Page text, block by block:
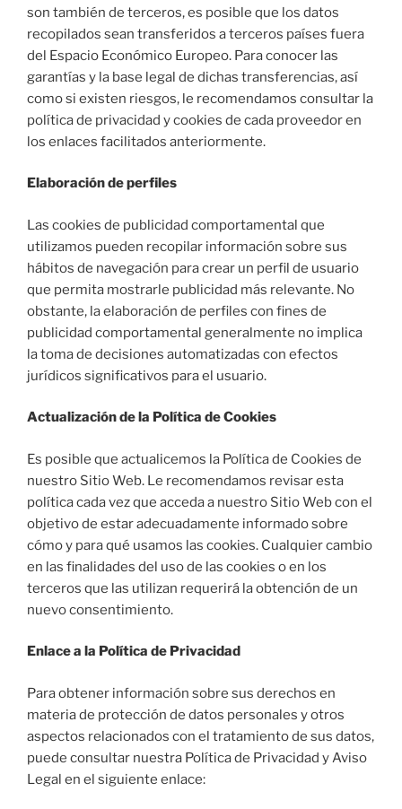
son también de terceros, es posible que los datos
recopilados sean transferidos a terceros países fuera
del Espacio Económico Europeo. Para conocer las
garantías y la base legal de dichas transferencias, así
como si existen riesgos, le recomendamos consultar la
política de privacidad y cookies de cada proveedor en
los enlaces facilitados anteriormente.
Elaboración de perfiles
Las cookies de publicidad comportamental que
utilizamos pueden recopilar información sobre sus
hábitos de navegación para crear un perfil de usuario
que permita mostrarle publicidad más relevante. No
obstante, la elaboración de perfiles con fines de
publicidad comportamental generalmente no implica
la toma de decisiones automatizadas con efectos
jurídicos significativos para el usuario.
Actualización de la Política de Cookies
Es posible que actualicemos la Política de Cookies de
nuestro Sitio Web. Le recomendamos revisar esta
política cada vez que acceda a nuestro Sitio Web con el
objetivo de estar adecuadamente informado sobre
cómo y para qué usamos las cookies. Cualquier cambio
en las finalidades del uso de las cookies o en los
terceros que las utilizan requerirá la obtención de un
nuevo consentimiento.
Enlace a la Política de Privacidad
Para obtener información sobre sus derechos en
materia de protección de datos personales y otros
aspectos relacionados con el tratamiento de sus datos,
puede consultar nuestra Política de Privacidad y Aviso
Legal en el siguiente enlace: